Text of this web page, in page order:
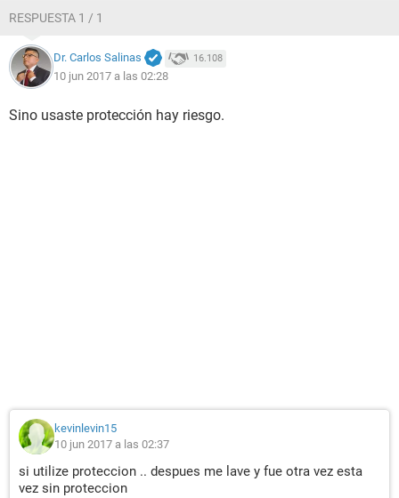
RESPUESTA 1 / 1
Dr. Carlos Salinas 16.108
10 jun 2017 a las 02:28
Sino usaste protección hay riesgo.
kevinlevin15
10 jun 2017 a las 02:37
si utilize proteccion .. despues me lave y fue otra vez esta
vez sin proteccion